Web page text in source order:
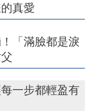
真愛
「滿臉都是淚
一步都輕盈有